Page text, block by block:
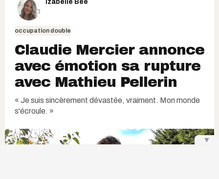
Izabelle Bee
occupation double
Claudie Mercier annonce
avec émotion sa rupture
avec Mathieu Pellerin
« Je suis sincèrement dévastée, vraiment. Mon monde
s'écroule. »
▼